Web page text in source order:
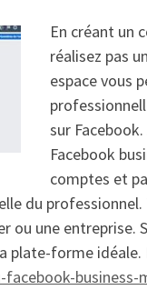
En créant un
réalisez pas
espace vous
sur
Facebook
comptes et
du
ou une
plate-forme idéale.
business-